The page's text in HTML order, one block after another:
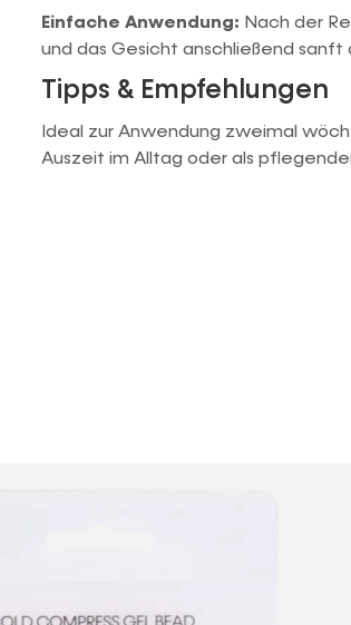
Einfache Anwendung: Nach der
und das Gesicht anschließend sanft
Tipps & Empfehlungen
Ideal zur Anwendung zweimal
Auszeit im Alltag oder als